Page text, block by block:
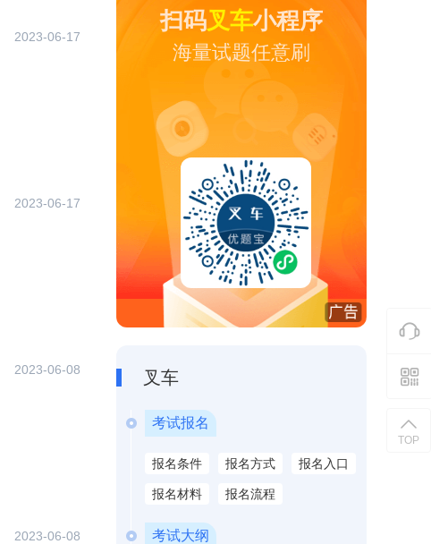
2023-06-17
2023-06-17
2023-06-08
2023-06-08
扫码叉车小程序
海量试题任意刷
叉车
考试报名
报名条件 报名方式 报名入口
报名材料 报名流程
考试大纲
TOP